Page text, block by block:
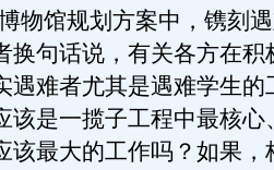
物馆规划方案中，镌刻
换句话说，有关各方在积
遇难者尤其是遇难学生的
该是一揽子工程中最核心
该最大的工作吗？如果，